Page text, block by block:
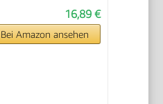
16,89 €
Bei Amazon ansehen